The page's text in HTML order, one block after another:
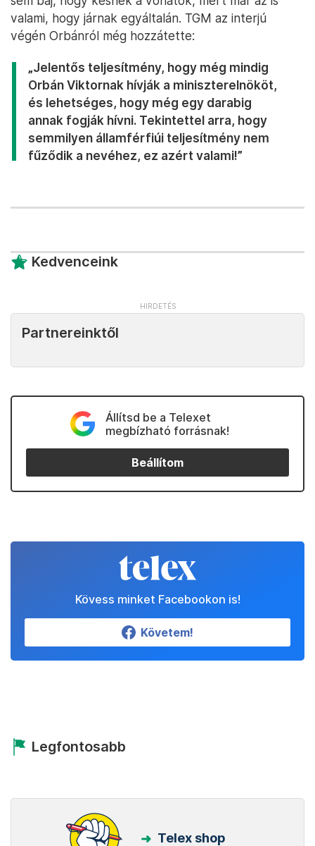
valami, hogy járnak egyáltalán. TGM az interjú
végén Orbánról még hozzátette:
„Jelentős teljesítmény, hogy még mindig
Orbán Viktornak hívják a miniszterelnököt,
és lehetséges, hogy még egy darabig
annak fogják hívni. Tekintettel arra, hogy
semmilyen államférfiúi teljesítmény nem
fűződik a nevéhez, ez azért valami!”
Kedvenceink
Partnereinktől
Állítsd be a Telexet
megbízható forrásnak!
Beállítom
Kövess minket Facebookon is!
Követem!
Legfontosabb
Telex shop